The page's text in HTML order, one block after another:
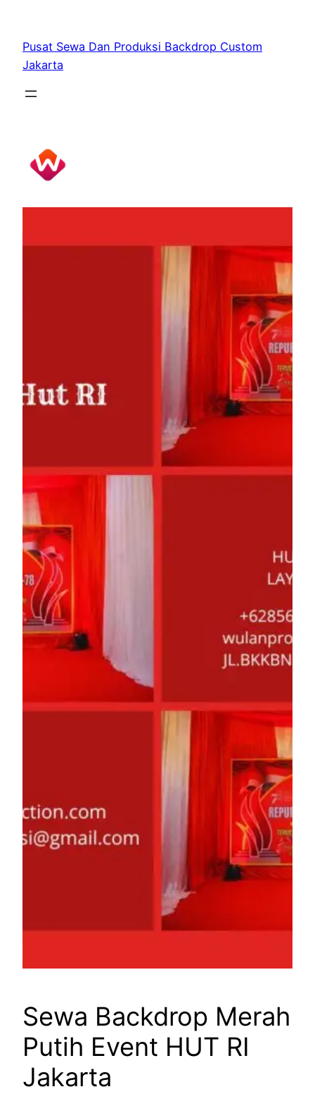
content
Pusat Sewa Dan Produksi Backdrop Custom
Jakarta
Sewa Backdrop Merah
Putih Event HUT RI
Jakarta